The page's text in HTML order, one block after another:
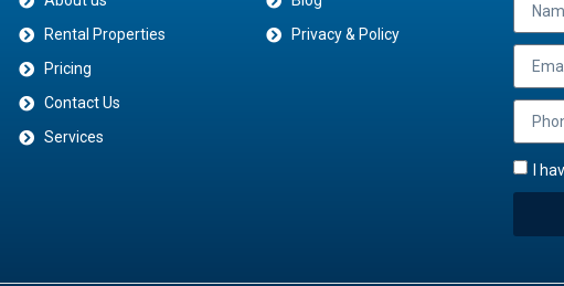
Rental Properties
Pricing
Contact Us
Services
Privacy & Policy
I